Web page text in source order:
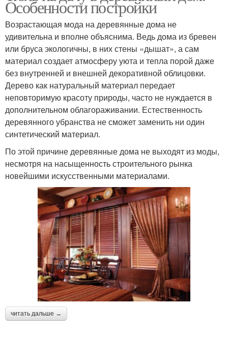
Особенности постройки
Возрастающая мода на деревянные дома не
удивительна и вполне объяснима. Ведь дома из бревен
или бруса экологичны, в них стены «дышат», а сам
материал создает атмосферу уюта и тепла порой даже
без внутренней и внешней декоративной облицовки.
Дерево как натуральный материал передает
неповторимую красоту природы, часто не нуждается в
дополнительном облагораживании. Естественность
деревянного убранства не сможет заменить ни один
синтетический материал.
По этой причине деревянные дома не выходят из моды,
несмотря на насыщенность строительного рынка
новейшими искусственными материалами.
читать дальше →